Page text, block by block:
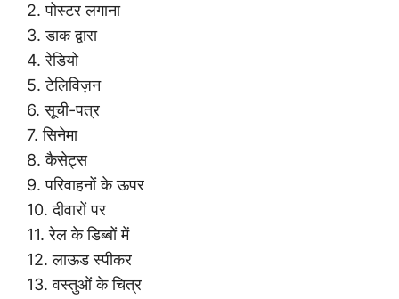
2. पोस्टर लगाना
3. डाक द्वारा
4. रेडियो
5. टेलिविज़न
6. सूची-पत्र
7. सिनेमा
8. कैसेट्स
9. परिवाहनों के ऊपर
10. दीवारों पर
11. रेल के डिब्बों में
12. लाऊड स्पीकर
13. वस्तुओं के चित्र